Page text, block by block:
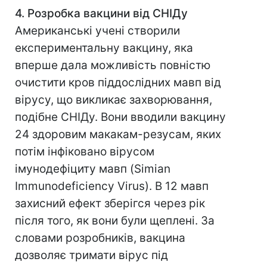
4. Розробка вакцини від СНІДу
Американські учені створили
експериментальну вакцину, яка
вперше дала можливість повністю
очистити кров піддослідних мавп від
вірусу, що викликає захворювання,
подібне СНІДу. Вони вводили вакцину
24 здоровим макакам-резусам, яких
потім інфіковано вірусом
імунодефіциту мавп (Simian
Immunodeficiency Virus). В 12 мавп
захисний ефект зберігся через рік
після того, як вони були щеплені. За
словами розробників, вакцина
дозволяє тримати вірус під